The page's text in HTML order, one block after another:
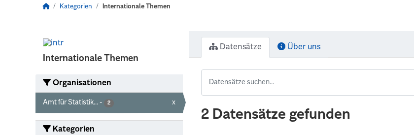
Kategorien Internationale Themen
Internationale Themen
Organisationen
Amt für Statistik... - 2 x
Kategorien
Datensätze Über uns
2 Datensätze gefunden